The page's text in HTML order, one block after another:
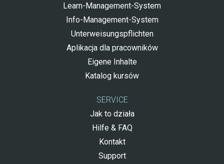
Learn-Management-System
Info-Management-System
Unterweisungspflichten
Aplikacja dla pracowników
Eigene Inhalte
Katalog kursów
SERVICE
Jak to działa
Hilfe & FAQ
Kontakt
Support